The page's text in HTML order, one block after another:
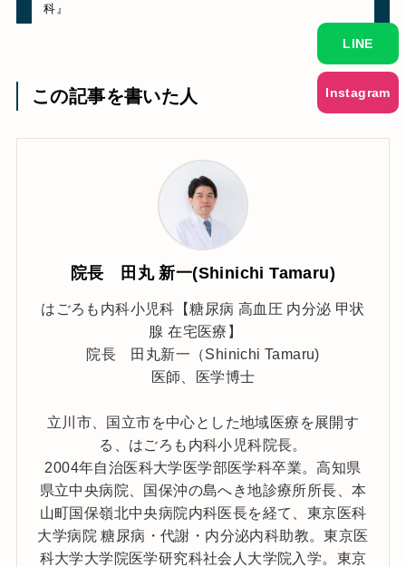
科』
この記事を書いた人
院長 田丸 新一(Shinichi Tamaru)
はごろも内科小児科【糖尿病 高血圧 内分泌 甲状
腺 在宅医療】
院長 田丸新一（Shinichi Tamaru)
医師、医学博士
立川市、国立市を中心とした地域医療を展開す
る、はごろも内科小児科院長。
2004年自治医科大学医学部医学科卒業。高知県
県立中央病院、国保沖の島へき地診療所所長、本
山町国保嶺北中央病院内科医長を経て、東京医科
大学病院 糖尿病・代謝・内分泌内科助教。東京医
科大学大学院医学研究科社会人大学院入学。東京
LINE
Instagram